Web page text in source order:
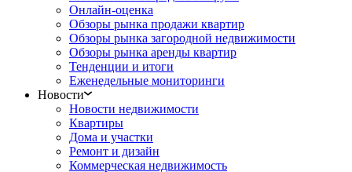
Онлайн-оценка
Обзоры рынка продажи квартир
Обзоры рынка загородной недвижимости
Обзоры рынка аренды квартир
Тенденции и итоги
Еженедельные мониторинги
Новости
Новости недвижимости
Квартиры
Дома и участки
Ремонт и дизайн
Коммерческая недвижимость